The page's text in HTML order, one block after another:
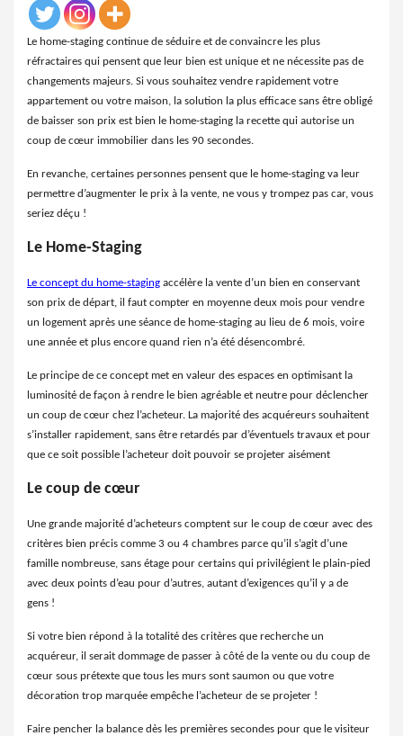
Le home-staging continue de séduire et de convaincre les plus
réfractaires qui pensent que leur bien est unique et ne nécessite pas de
changements majeurs. Si vous souhaitez vendre rapidement votre
appartement ou votre maison, la solution la plus efficace sans être obligé
de baisser son prix est bien le home-staging la recette qui autorise un
coup de cœur immobilier dans les 90 secondes.
En revanche, certaines personnes pensent que le home-staging va leur
permettre d’augmenter le prix à la vente, ne vous y trompez pas car, vous
seriez déçu !
Le Home-Staging
Le concept du home-staging accélère la vente d’un bien en conservant
son prix de départ, il faut compter en moyenne deux mois pour vendre
un logement après une séance de home-staging au lieu de 6 mois, voire
une année et plus encore quand rien n’a été désencombré.
Le principe de ce concept met en valeur des espaces en optimisant la
luminosité de façon à rendre le bien agréable et neutre pour déclencher
un coup de cœur chez l’acheteur. La majorité des acquéreurs souhaitent
s’installer rapidement, sans être retardés par d’éventuels travaux et pour
que ce soit possible l’acheteur doit pouvoir se projeter aisément
Le coup de cœur
Une grande majorité d’acheteurs comptent sur le coup de cœur avec des
critères bien précis comme 3 ou 4 chambres parce qu’il s’agit d’une
famille nombreuse, sans étage pour certains qui privilégient le plain-pied
avec deux points d’eau pour d’autres, autant d’exigences qu’il y a de
gens !
Si votre bien répond à la totalité des critères que recherche un
acquéreur, il serait dommage de passer à côté de la vente ou du coup de
cœur sous prétexte que tous les murs sont saumon ou que votre
décoration trop marquée empêche l’acheteur de se projeter !
Faire pencher la balance dès les premières secondes pour que le visiteur